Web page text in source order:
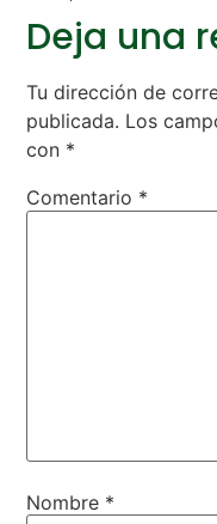
Deja una
Tu dirección de
publicada. Los
con *
Comentario *
Nombre *